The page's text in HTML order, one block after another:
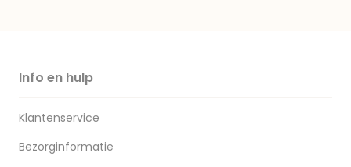
Info en hulp
Klantenservice
Bezorginformatie